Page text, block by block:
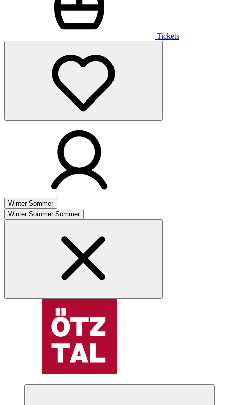
Tickets
Winter Sommer
Winter Sommer Sommer